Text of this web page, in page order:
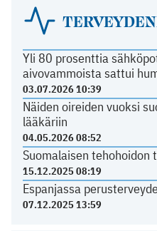
Yli 80 prosenttia
aivovammoista sattui
03.07.2026 10:39
Näiden oireiden vuoksi
lääkäriin
04.05.2026 08:52
Suomalaisen tehohoidon
15.12.2025 08:19
Espanjassa
07.12.2025 13:59